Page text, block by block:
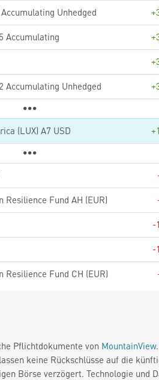
Unhedged
Accumulating
Accumulating Unhedged
(LUX) A7 USD
Fund AH (EUR)
-
-
Fund CH (EUR)
Pflichtdokumente von MountainView.
keine Rückschlüsse auf die
Börse verzögert. Technologie und